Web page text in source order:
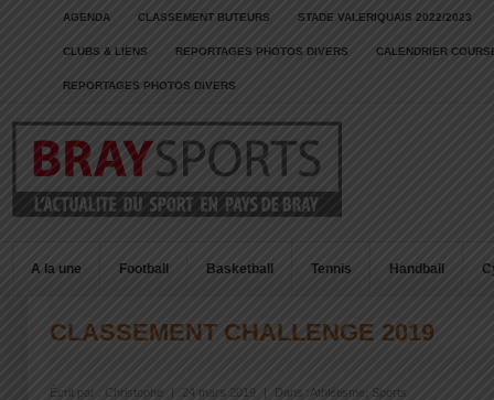
AGENDA CLASSEMENT BUTEURS STADE VALERIQUAIS 2022/2023
CLUBS & LIENS REPORTAGES PHOTOS DIVERS CALENDRIER
REPORTAGES PHOTOS DIVERS
A la une Football Basketball Tennis Handball
CLASSEMENT CHALLENGE 2019
Écrit par : Christophe 24 mars 2019 Dans : Athlétisme Sports